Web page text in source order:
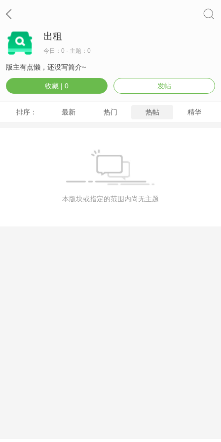
出租
今日：0 · 主题：0
版主有点懒，还没写简介~
收藏 | 0 发帖
排序： 最新 热门 热帖 精华
本版块或指定的范围内尚无主题